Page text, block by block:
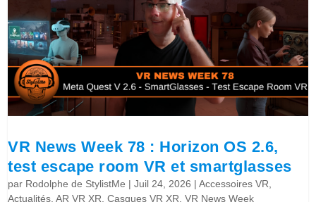
VR News Week 78 : Horizon OS 2.6,
test escape room VR et smartglasses
par Rodolphe de StylistMe |Juil 24, 2026 |Accessoires VR
Actualités ,AR VR XR ,Casques VR XR ,VR News Week